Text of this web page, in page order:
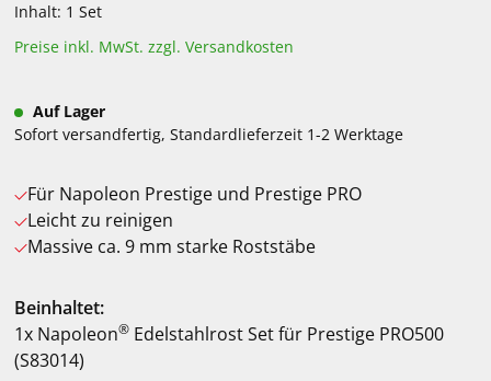
Inhalt: 1 Set
Preise inkl. MwSt. zzgl. Versandkosten
Auf Lager
Sofort versandfertig, Standardlieferzeit 1-2 Werktage
Für Napoleon Prestige und Prestige PRO
Leicht zu reinigen
Massive ca. 9 mm starke Roststäbe
Beinhaltet:
1x Napoleon® Edelstahlrost Set für Prestige PRO500
(S83014)